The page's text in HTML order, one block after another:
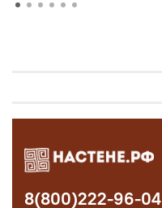
8(800)222-96-04